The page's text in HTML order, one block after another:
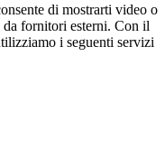
di mostrarti video o
fornitori esterni. Con il
i seguenti servizi